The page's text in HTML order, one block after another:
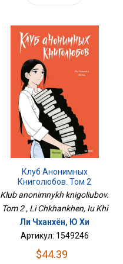
Клуб Анонимных
Книголюбов. Том 2
Klub anonimnykh knigoliubov.
Tom 2 , Li Chkhankhen, Iu Khi
Ли Чханхён, Ю Хи
Артикул: 1549246
$44.39